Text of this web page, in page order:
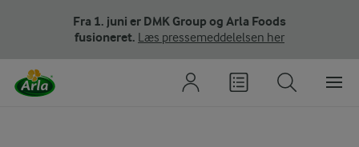
Fra 1. juni er DMK Group og Arla Foods
fusioneret. Læs pressemeddelelsen her